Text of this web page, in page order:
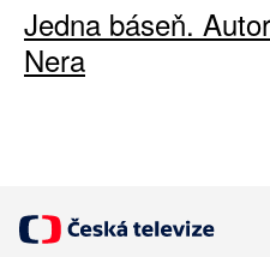
Jedna báseň.
Nera